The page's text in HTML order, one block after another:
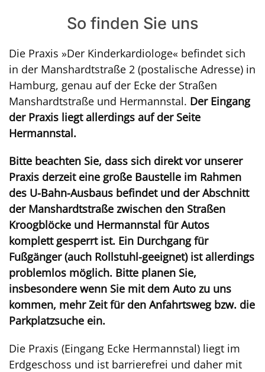
So finden Sie uns
Die Praxis »Der Kinderkardiologe« befindet sich
in der Manshardtstraße 2 (postalische Adresse) in
Hamburg, genau auf der Ecke der Straßen
Manshardtstraße und Hermannstal. Der Eingang
der Praxis liegt allerdings auf der Seite
Hermannstal.
Bitte beachten Sie, dass sich direkt vor unserer
Praxis derzeit eine große Baustelle im Rahmen
des U-Bahn-Ausbaus befindet und der Abschnitt
der Manshardtstraße zwischen den Straßen
Kroogblöcke und Hermannstal für Autos
komplett gesperrt ist. Ein Durchgang für
Fußgänger (auch Rollstuhl-geeignet) ist allerdings
problemlos möglich. Bitte planen Sie,
insbesondere wenn Sie mit dem Auto zu uns
kommen, mehr Zeit für den Anfahrtsweg bzw. die
Parkplatzsuche ein.
Die Praxis (Eingang Ecke Hermannstal) liegt im
Erdgeschoss und ist barrierefrei und daher mit